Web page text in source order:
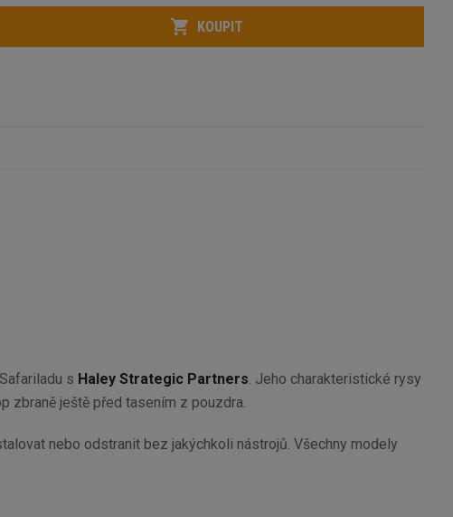
KOUPIT
s Haley Strategic Partners. Jeho charakteristické rysy
zbraně ještě před tasením z pouzdra.
nebo odstranit bez jakýchkoli nástrojů. Všechny modely